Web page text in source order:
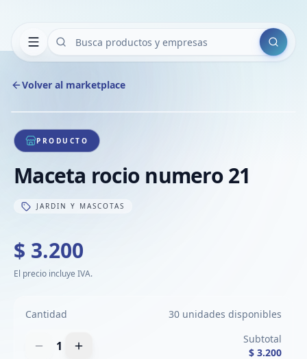
Buscar
Volver al marketplace
1/1
PRODUCTO
Maceta rocio numero 21
JARDIN Y MASCOTAS
$ 3.200
El precio incluye IVA.
Cantidad 30 unidades disponibles
1
Subtotal
$ 3.200